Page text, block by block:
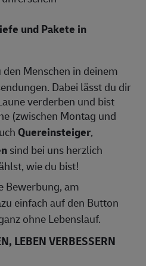
und Pakete in
Menschen in deinem
Dabei lässt du dir
verderben und bist
(zwischen Montag und
Quereinsteiger,
sind bei uns herzlich
wie du bist!
Bewerbung, am
einfach auf den Button
ohne Lebenslauf.
LEBEN VERBESSERN